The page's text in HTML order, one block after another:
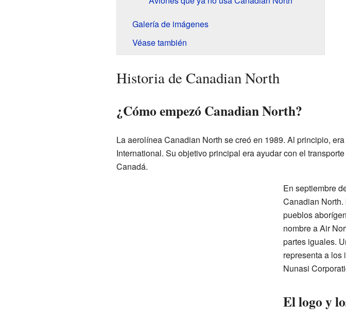
Galería de imágenes
Véase también
Historia de Canadian North
¿Cómo empezó Canadian North?
La aerolínea Canadian North se creó en 1989. Al principio,
International. Su objetivo principal era ayudar con el
Canadá.
En septiembre
Canadian
pueblos
nombre a Air
partes iguales.
representa a los
Nunasi
El logo y